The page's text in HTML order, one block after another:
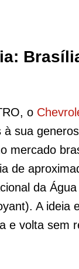
o
sua
mercado
de
da
A ideia
e volta sem